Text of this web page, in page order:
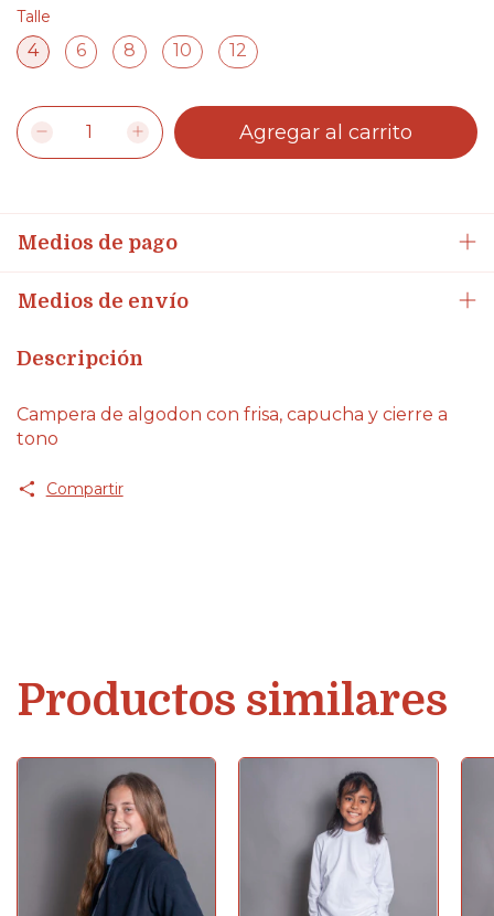
Talle
4 6 8 10 12
Medios de pago
Medios de envío
Descripción
Campera de algodon con frisa, capucha y cierre a
tono
Compartir
Productos similares